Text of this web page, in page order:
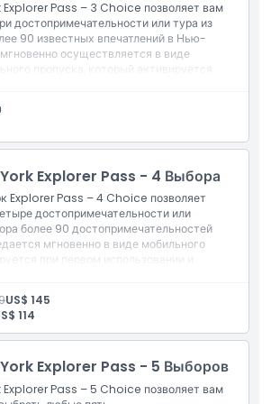
Pass – 3 Choice позволяет вам
достопримечательности или тура из
90 известных впечатлений в Нью-
осуществляется в виде
пропуска, который активируется
максимальную гибкость. Выбирайте из
таких как Эмпайр-Стейт-
Свободы, The Edge, мемориал и
Hop-off Big Bus, Музей Современного
Explorer Pass - 4 Выбора
Explorer Pass – 4 Choice позволяет
достопримечательности или
более 90 достопримечательностей
мгновенно в виде мобильного
при первом использовании и
из популярных, таких как Эмпайр
к статуе Свободы, The Edge,
11/09, Hop-on/Hop-off Big Bus, Музей
и другие, чтобы открыть Нью-
US$ 145
114
Explorer Pass - 5 Выборов
Pass – 5 Choice позволяет вам